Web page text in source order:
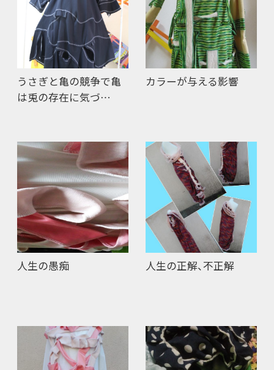
うさぎと亀の競争で亀
は兎の存在に気づ…
カラーが与える影響
人生の愚痴 人生の正解、不正解